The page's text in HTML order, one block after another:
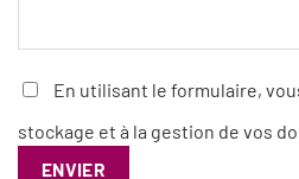
En utilisant le formulaire,
stockage et à la gestion de vos